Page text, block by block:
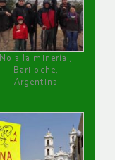
No a la minería ,
Bariloche,
Argentina